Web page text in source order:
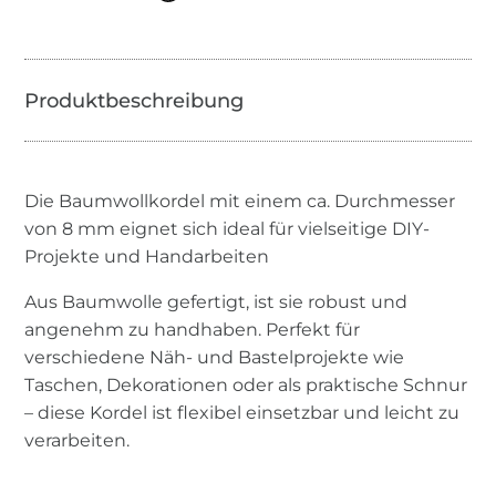
Die Baumwollkordel mit einem ca. Durchmesser
von 8 mm eignet sich ideal für vielseitige DIY-
Projekte und Handarbeiten
Aus Baumwolle gefertigt, ist sie robust und
angenehm zu handhaben. Perfekt für
verschiedene Näh- und Bastelprojekte wie
Taschen, Dekorationen oder als praktische Schnur
– diese Kordel ist flexibel einsetzbar und leicht zu
verarbeiten.